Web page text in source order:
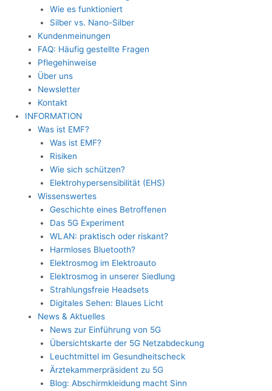
Wie es funktioniert
Silber vs. Nano-Silber
Kundenmeinungen
FAQ: Häufig gestellte Fragen
Pflegehinweise
Über uns
Newsletter
Kontakt
INFORMATION
Was ist EMF?
Was ist EMF?
Risiken
Wie sich schützen?
Elektrohypersensibilität (EHS)
Wissenswertes
Geschichte eines Betroffenen
Das 5G Experiment
WLAN: praktisch oder riskant?
Harmloses Bluetooth?
Elektrosmog im Elektroauto
Elektrosmog in unserer Siedlung
Strahlungsfreie Headsets
Digitales Sehen: Blaues Licht
News & Aktuelles
News zur Einführung von 5G
Übersichtskarte der 5G Netzabdeckung
Leuchtmittel im Gesundheitscheck
Ärztekammerpräsident zu 5G
Blog: Abschirmkleidung macht Sinn